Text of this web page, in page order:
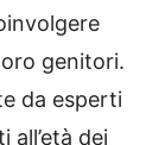
genitori.
da esperti
all’età dei